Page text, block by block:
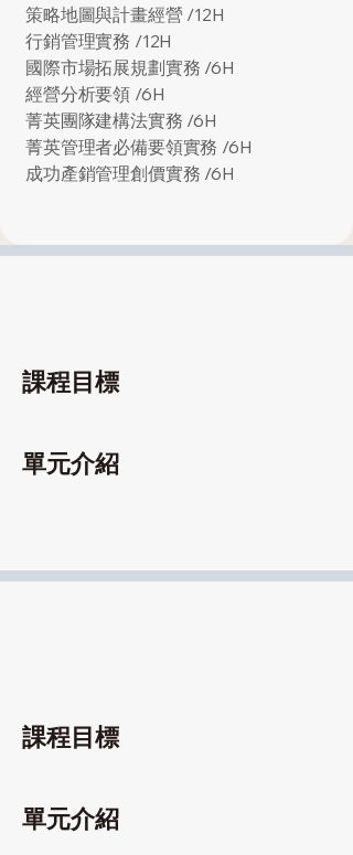
策略地圖與計畫經營 /12H
行銷管理實務 /12H
國際市場拓展規劃實務 /6H
經營分析要領 /6H
菁英團隊建構法實務 /6H
菁英管理者必備要領實務 /6H
成功產銷管理創價實務 /6H
課程目標
單元介紹
課程目標
單元介紹